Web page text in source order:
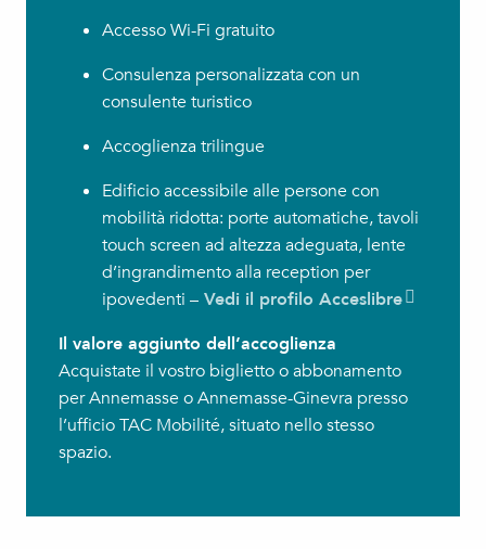
Accesso Wi-Fi gratuito
Consulenza personalizzata con un
consulente turistico
Accoglienza trilingue
Edificio accessibile alle persone con
mobilità ridotta: porte automatiche, tavoli
touch screen ad altezza adeguata, lente
d’ingrandimento alla reception per
ipovedenti – Vedi il profilo Acceslibre
Il valore aggiunto dell’accoglienza
Acquistate il vostro biglietto o abbonamento
per Annemasse o Annemasse-Ginevra presso
l’ufficio TAC Mobilité, situato nello stesso
spazio.